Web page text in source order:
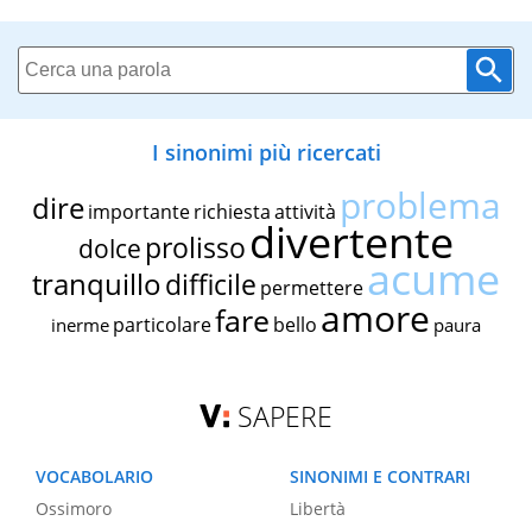
I sinonimi più ricercati
dire importante richiestaattività problema
dolce prolissodivertente
tranquillodifficile permettereacume
inerme particolarefare bello amore paura
SAPERE
VOCABOLARIO
Ossimoro
SINONIMI E CONTRARI
Libertà